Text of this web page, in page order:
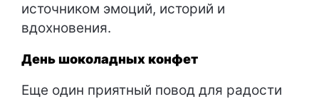
источником эмоций, историй и
вдохновения.
День шоколадных конфет
Еще один приятный повод для радости